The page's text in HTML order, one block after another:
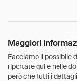
Maggiori
Facciamo il possibile
riportate qui e nelle
però che tutti i